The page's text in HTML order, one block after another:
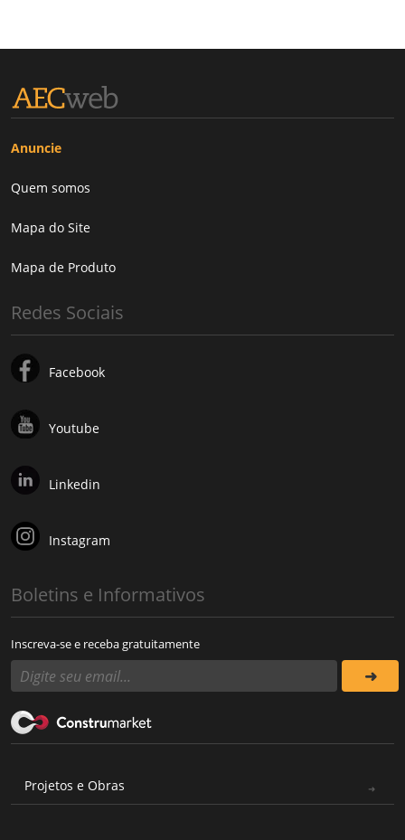
Anuncie
Quem somos
Mapa do Site
Mapa de Produto
Redes Sociais
Facebook
Youtube
Linkedin
Instagram
Boletins e Informativos
Inscreva-se e receba gratuitamente
Projetos e Obras